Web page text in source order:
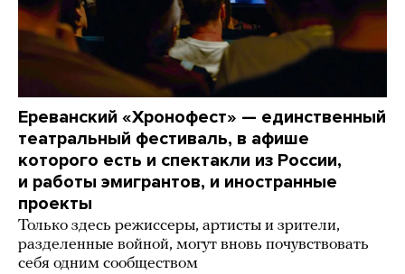
Ереванский «Хронофест» — единственный
театральный фестиваль, в афише
которого есть и спектакли из России,
и работы эмигрантов, и иностранные
проекты
Только здесь режиссеры, артисты и зрители,
разделенные войной, могут вновь почувствовать
себя одним сообществом